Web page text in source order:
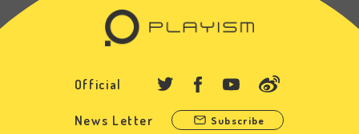
Official
News Letter Subscribe